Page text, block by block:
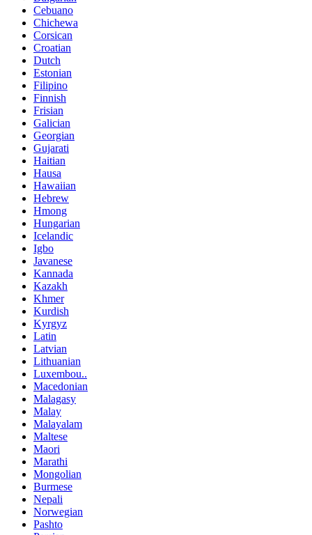
Cebuano
Chichewa
Corsican
Croatian
Dutch
Estonian
Filipino
Finnish
Frisian
Galician
Georgian
Gujarati
Haitian
Hausa
Hawaiian
Hebrew
Hmong
Hungarian
Icelandic
Igbo
Javanese
Kannada
Kazakh
Khmer
Kurdish
Kyrgyz
Latin
Latvian
Lithuanian
Luxembou..
Macedonian
Malagasy
Malay
Malayalam
Maltese
Maori
Marathi
Mongolian
Burmese
Nepali
Norwegian
Pashto